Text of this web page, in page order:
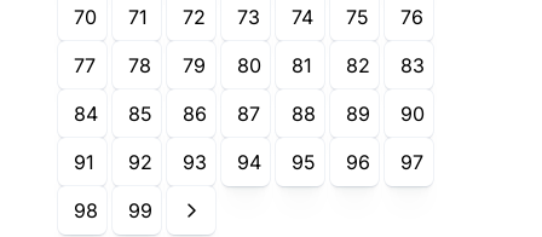
70
71 72 73 74 75
76
77
78 79 80 81 82
83
84
85 86 87 88 89
90
91
92 93 94 95 96
97
98
99